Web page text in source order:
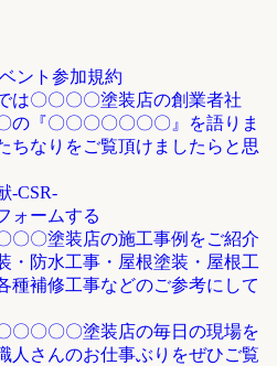
ント参加規約
は〇〇〇〇塗装店の創業者社
の『〇〇〇〇〇〇〇』を語りま
ちなりをご覧頂けましたらと思
-CSR-
ォームする
〇〇塗装店の施工事例をご紹介
・防水工事・屋根塗装・屋根工
種補修工事などのご参考にして
〇〇〇〇塗装店の毎日の現場を
人さんのお仕事ぶりをぜひご覧